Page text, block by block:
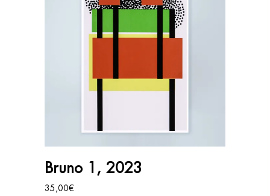
Bruno 1, 2023
35,00€